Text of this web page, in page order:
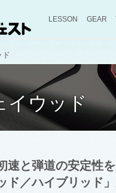
LESSON GEAR
ド
イウッド
速と弾道の安定性
ド／ハイブリッド